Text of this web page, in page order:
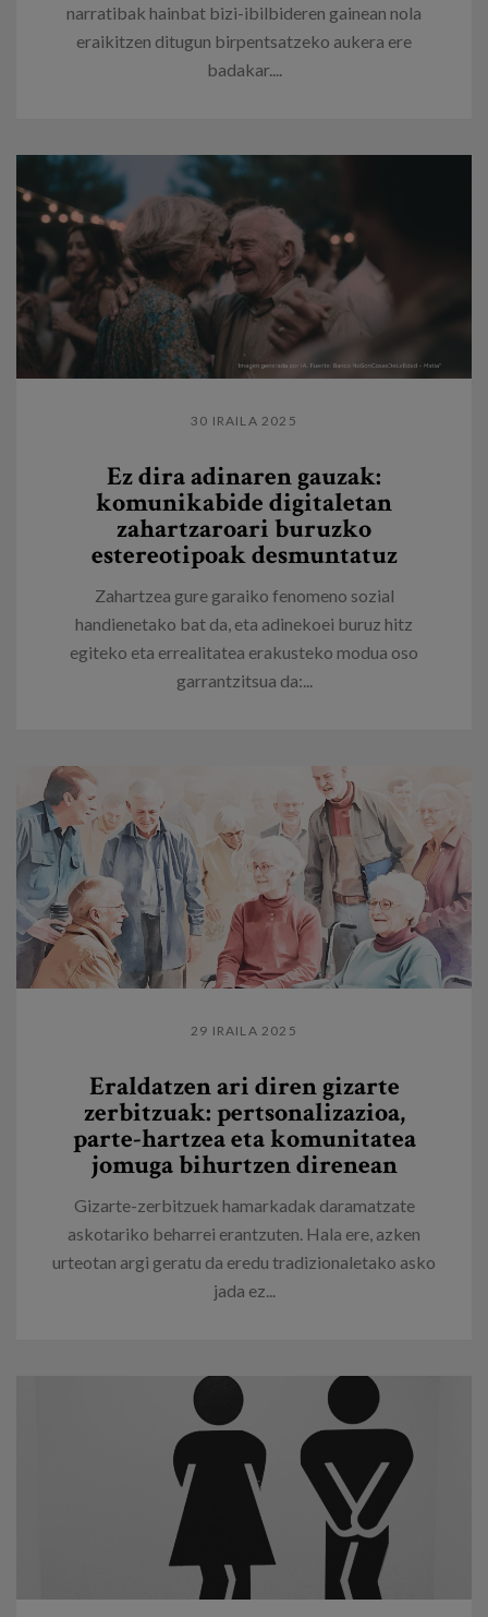
narratibak hainbat bizi-ibilbideren gainean nola
eraikitzen ditugun birpentsatzeko aukera ere
badakar....
30 IRAILA 2025
Ez dira adinaren gauzak:
komunikabide digitaletan
zahartzaroari buruzko
estereotipoak desmuntatuz
Zahartzea gure garaiko fenomeno sozial
handienetako bat da, eta adinekoei buruz hitz
egiteko eta errealitatea erakusteko modua oso
garrantzitsua da:...
29 IRAILA 2025
Eraldatzen ari diren gizarte
zerbitzuak: pertsonalizazioa,
parte-hartzea eta komunitatea
jomuga bihurtzen direnean
Gizarte-zerbitzuek hamarkadak daramatzate
askotariko beharrei erantzuten. Hala ere, azken
urteotan argi geratu da eredu tradizionaletako asko
jada ez...